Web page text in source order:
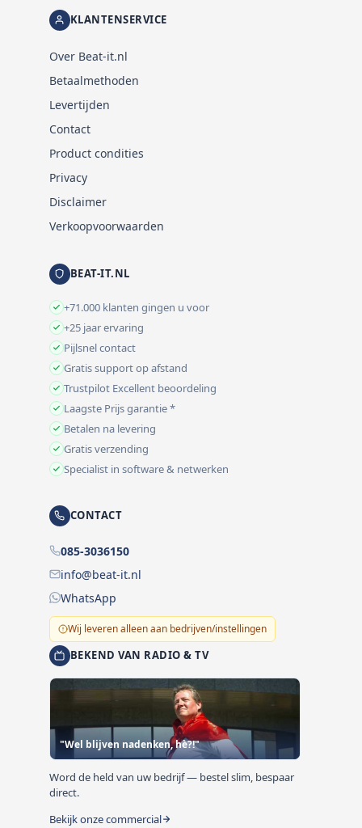
KLANTENSERVICE
Over Beat-it.nl
Betaalmethoden
Levertijden
Contact
Product condities
Privacy
Disclaimer
Verkoopvoorwaarden
BEAT-IT.NL
+71.000 klanten gingen u voor
+25 jaar ervaring
Pijlsnel contact
Gratis support op afstand
Trustpilot Excellent beoordeling
Laagste Prijs garantie *
Betalen na levering
Gratis verzending
Specialist in software & netwerken
CONTACT
085-3036150
info@beat-it.nl
WhatsApp
Wij leveren alleen aan bedrijven/instellingen
BEKEND VAN RADIO & TV
"Wel blijven nadenken, hè?!"
Word de held van uw bedrijf — bestel slim, bespaar
direct.
Bekijk onze commercial